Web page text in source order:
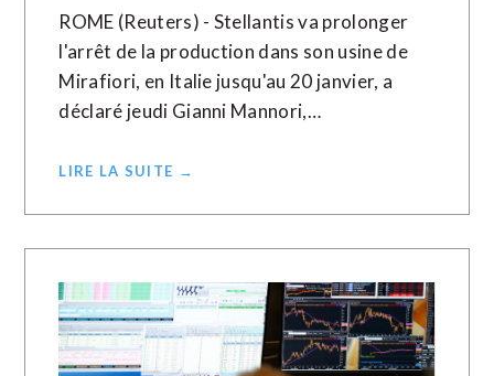
ROME (Reuters) - Stellantis va prolonger
l'arrêt de la production dans son usine de
Mirafiori, en Italie jusqu'au 20 janvier, a
déclaré jeudi Gianni Mannori,…
LIRE LA SUITE →